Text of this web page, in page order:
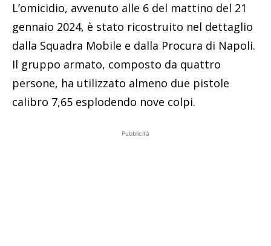
L’omicidio, avvenuto alle 6 del mattino del 21
gennaio 2024, è stato ricostruito nel dettaglio
dalla Squadra Mobile e dalla Procura di Napoli.
Il gruppo armato, composto da quattro
persone, ha utilizzato almeno due pistole
calibro 7,65 esplodendo nove colpi.
Pubblicità